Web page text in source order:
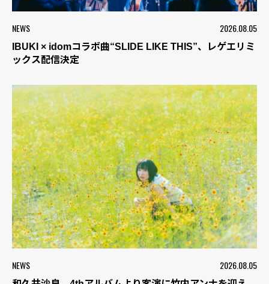
NEWS 2026.08.05
IBUKI × idomコラボ曲“SLIDE LIKE THIS”、レゲエリミ
ックス配信決定
NEWS 2026.08.05